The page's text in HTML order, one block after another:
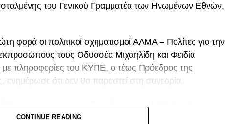
του Γενικού Γραμματέα των Ηνωμένων Εθνών,
φορά οι πολιτικοί σχηματισμοί ΑΛΜΑ – Πολίτες για την
τους Οδυσσέα Μιχαηλίδη και Φειδία
με πληροφορίες του ΚΥΠΕ, ο τέως Πρόεδρος της
ενημέρωσε ότι δεν θα παραστεί στη συνεδρία.
του ΑΚΕΛ, Στέφανος Στεφάνου, ο Πρόεδρος του ΕΛΑΜ,
CONTINUE READING